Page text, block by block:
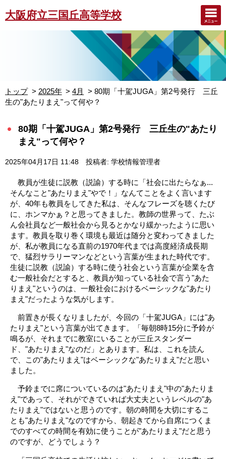
大阪府立三国丘高等学校
トップ 2025年 4月
80期「十駕JUGA」第2号発行 三丘
生の"あたりまえ"って何や？
80期「十駕JUGA」第2号発行 三丘生の"あたり
まえ"って何や？
2025年04月17日 11:48 投稿者: 学校情報管理者
教員が生徒に説教（説諭）する時に「社会に出たらなぁ...
そんなこと"あたりまえ"やで！」なんてことをよく言います
が、40年も教員をしてきた私は、そんなフレーズを聴くたび
に、ホンマかぁ？と思ってきました。教師の世界って、たぶ
ん会社員など一般社会から見るとかなり緩かったように思い
ます。教員を取り巻く環境も最近は随分と変わってきました
が、私が教員になる直前の1970年代までは高度経済成長期
で、猛烈サラリーマンなどという言葉が生まれた時代です。
生徒に説教（説諭）する時に使う社会という言葉が企業を含
む一般社会だとすると、教員が知っている社会で言う"あた
りまえ"というのは、一般社会におけるベーシックな"あたり
まえ"だったような気がします。
前置きが長くなりましたが、今回の「十駕JUGA」には"あ
たりまえ"という言葉が出てきます。「毎朝8時15分に予鈴が
鳴るが、それまでに教室にいることが三丘スタンダー
ド、"あたりまえ"なのだ」とあります。私は、これを読ん
で、この"あたりまえ"はベーシックな"あたりまえ"だと思い
ました。
予鈴までに席についているのは"あたりまえ"中の"あたりま
え"であって、それができていれば大丈夫というレベルの"あ
たりまえ"ではないと思うのです。朝の時間を大切にするこ
とも"あたりまえ"なのですから、朝起きてから自席につくま
でのすべての時間を有効に使うことが"あたりまえ"だと思う
のですが、どうでしょう？